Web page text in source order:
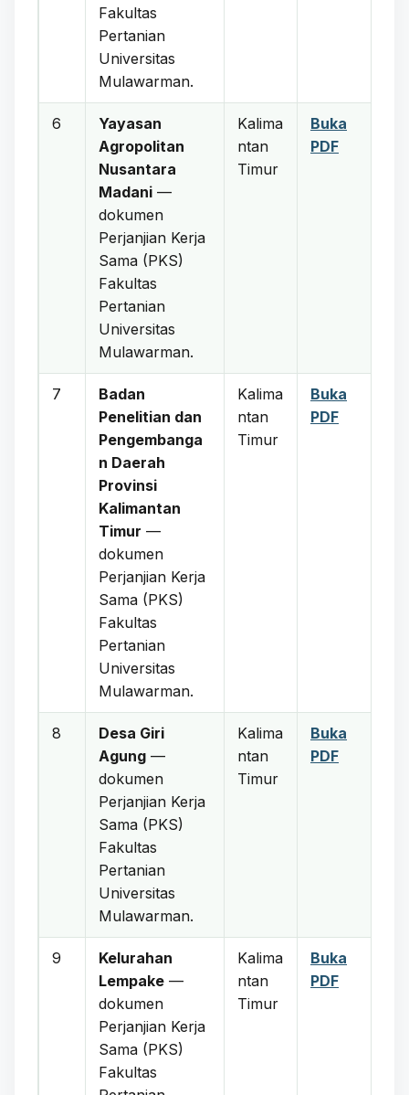
Fakultas
Pertanian
Universitas
Mulawarman.
6
Yayasan
Agropolitan
Nusantara
Madani —
dokumen
Perjanjian Kerja
Sama (PKS)
Fakultas
Pertanian
Universitas
Mulawarman.
Kalima
ntan
Timur
Buka
PDF
7
Badan
Penelitian dan
Pengembanga
n Daerah
Provinsi
Kalimantan
Timur —
dokumen
Perjanjian Kerja
Sama (PKS)
Fakultas
Pertanian
Universitas
Mulawarman.
Kalima
ntan
Timur
Buka
PDF
8
Desa Giri
Agung —
dokumen
Perjanjian Kerja
Sama (PKS)
Fakultas
Pertanian
Universitas
Mulawarman.
Kalima
ntan
Timur
Buka
PDF
9
Kelurahan
Lempake —
dokumen
Perjanjian Kerja
Sama (PKS)
Fakultas
Kalima
ntan
Timur
Buka
PDF